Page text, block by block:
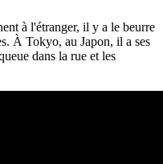
à l'étranger, il y a le beurre
À Tokyo, au Japon, il a ses
dans la rue et les